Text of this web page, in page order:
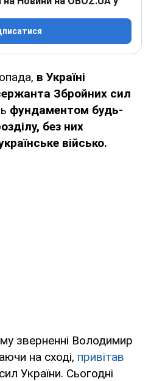
в Україні
Збройних сил
фундаментом будь-
без них
військо.
зверненні Володимир
на сході, привітав
України. Сьогодні